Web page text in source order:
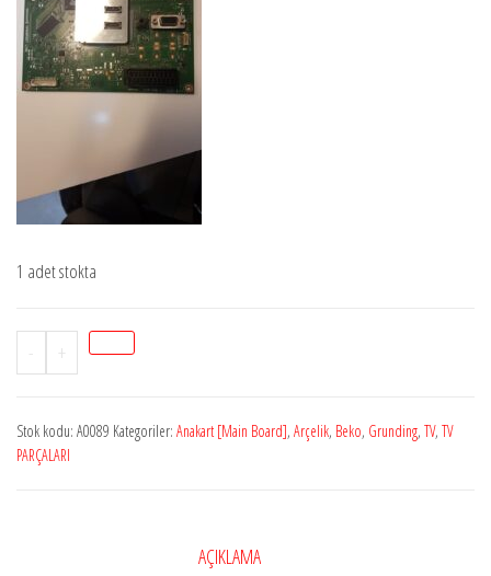
1 adet stokta
-
Stok
kodu
ARCELİK-
BEKO-
+
Stok kodu: A0089 Kategoriler: Anakart [Main Board], Arçelik, Beko, Grunding, TV, TV
PARÇALARI
AÇIKLAMA